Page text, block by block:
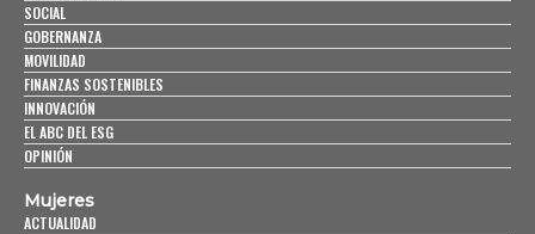
SOCIAL
GOBERNANZA
MOVILIDAD
FINANZAS SOSTENIBLES
INNOVACIÓN
EL ABC DEL ESG
OPINIÓN
Mujeres
ACTUALIDAD